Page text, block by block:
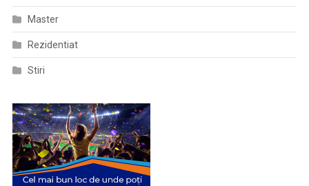
Master
Rezidentiat
Stiri